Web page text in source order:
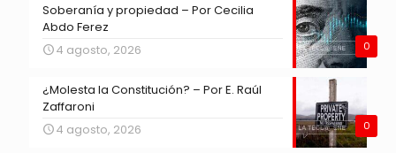
0
Soberanía y propiedad – Por Cecilia
Abdo Ferez
4 agosto, 2026
0
¿Molesta la Constitución? – Por E. Raúl
Zaffaroni
4 agosto, 2026